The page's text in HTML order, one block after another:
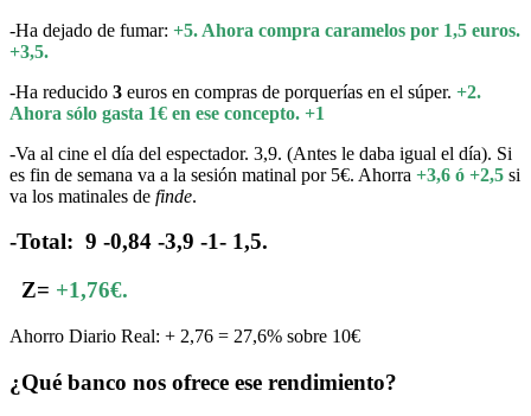
-Ha dejado de fumar: +5. Ahora compra caramelos por 1,5 euros.
+3,5.
-Ha reducido 3 euros en compras de porquerías en el súper. +2.
Ahora sólo gasta 1€ en ese concepto. +1
-Va al cine el día del espectador. 3,9. (Antes le daba igual el día). Si
es fin de semana va a la sesión matinal por 5€. Ahorra +3,6 ó +2,5 si
va los matinales de finde.
-Total: 9 -0,84 -3,9 -1- 1,5.
Z= +1,76€.
Ahorro Diario Real: + 2,76 = 27,6% sobre 10€
¿Qué banco nos ofrece ese rendimiento?